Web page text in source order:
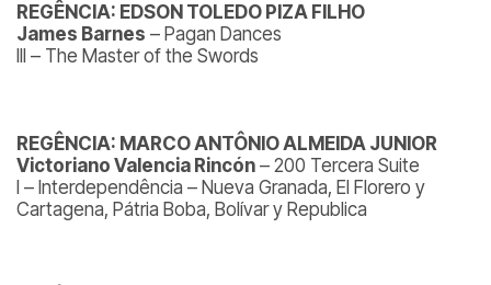
REGÊNCIA: EDSON TOLEDO PIZA FILHO
James Barnes – Pagan Dances
III – The Master of the Swords
REGÊNCIA: MARCO ANTÔNIO ALMEIDA JUNIOR
Victoriano Valencia Rincón – 200 Tercera Suite
I – Interdependência – Nueva Granada, El Florero y
Cartagena, Pátria Boba, Bolívar y Republica